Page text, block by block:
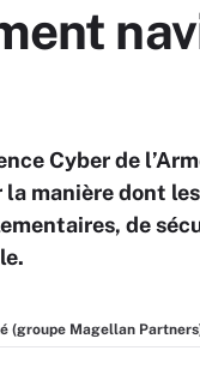
Cyber de
manière dont
de
(groupe Magellan